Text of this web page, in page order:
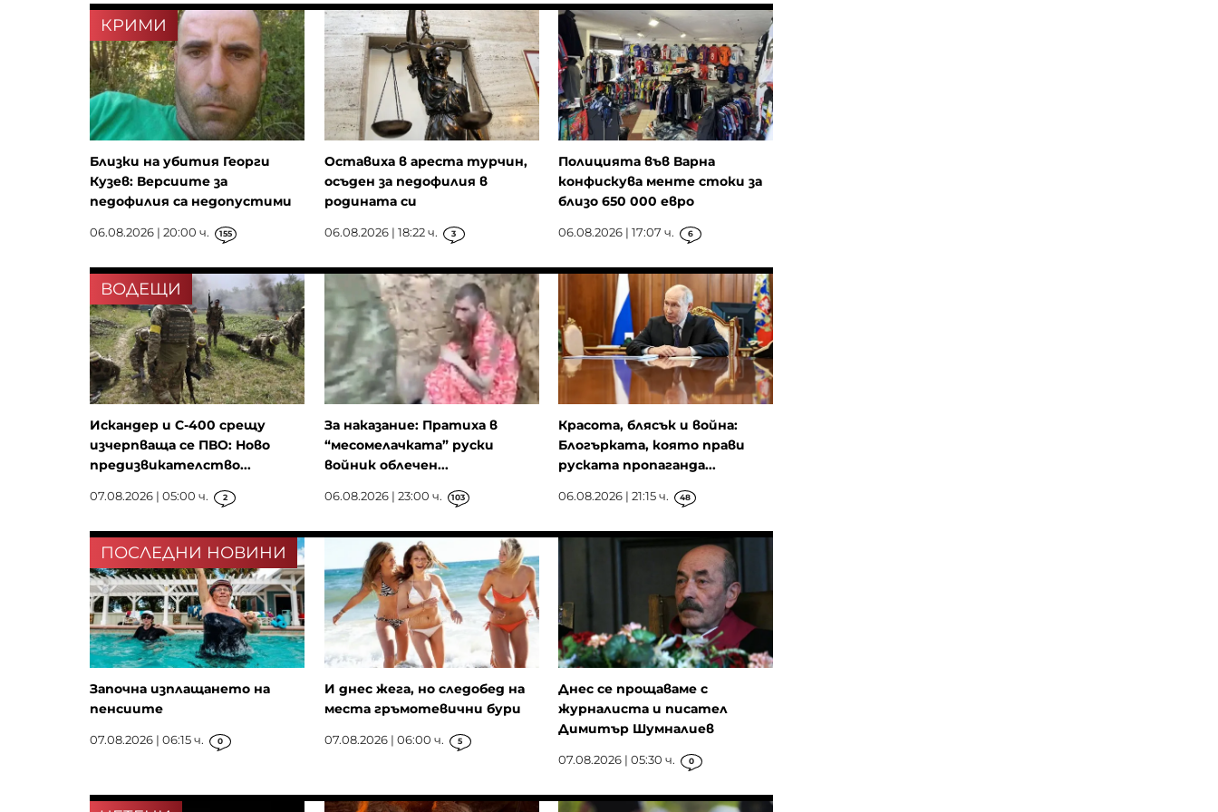
КРИМИ
Близки на убития Георги
Кузев: Версиите за
педофилия са недопустими
06.08.2026 | 20:00 ч. 155
Оставиха в ареста турчин,
осъден за педофилия в
родината си
06.08.2026 | 18:22 ч. 3
Полицията във Варна
конфискува менте стоки за
близо 650 000 евро
06.08.2026 | 17:07 ч. 6
ВОДЕЩИ
Искандер и С-400 срещу
изчерпваща се ПВО: Ново
предизвикателство...
07.08.2026 | 05:00 ч. 2
За наказание: Пратиха в
“месомелачката” руски
войник облечен...
06.08.2026 | 23:00 ч. 103
Красота, блясък и война:
Блогърката, която прави
руската пропаганда...
06.08.2026 | 21:15 ч. 48
ПОСЛЕДНИ НОВИНИ
Започна изплащането на
пенсиите
07.08.2026 | 06:15 ч. 0
И днес жега, но следобед на
места гръмотевични бури
07.08.2026 | 06:00 ч. 5
Днес се прощаваме с
журналиста и писател
Димитър Шумналиев
07.08.2026 | 05:30 ч. 0